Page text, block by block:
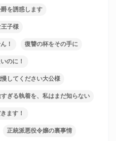
を誘惑します
王子様
！ 復讐の杯をその手に
のに！
してください大公様
ぎる執着を、私はまだ知らない
ます！
正統派悪役令嬢の裏事情